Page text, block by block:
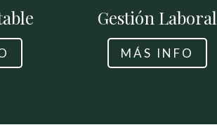
Gestión Laboral
MÁS INFO